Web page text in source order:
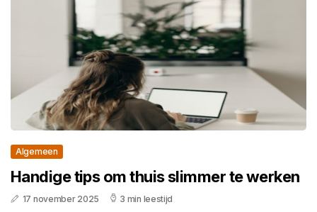
Algemeen
Handige tips om thuis slimmer te werken
17 november 2025 3 min leestijd